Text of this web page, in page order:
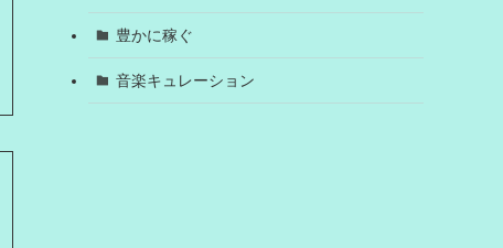
豊かに稼ぐ
音楽キュレーション